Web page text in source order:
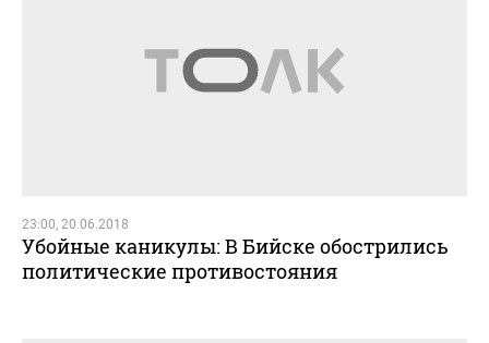
23:00, 20.06.2018
Убойные каникулы: В Бийске обострились
политические противостояния